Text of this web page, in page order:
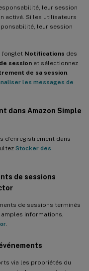
leur session
activé. Si les utilisateurs
leur session
Notifications des
session et sélectionnez
de sa session
les messages de
dans Amazon Simple
d’enregistrement dans
Stocker des
de sessions
de sessions terminés
informations,
via les propriétés du